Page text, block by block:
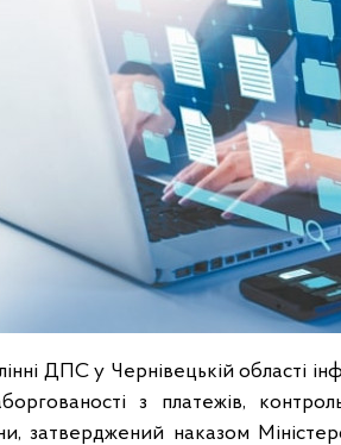
ДПС у Чернівецькій області
з платежів,
затверджений наказом